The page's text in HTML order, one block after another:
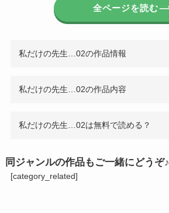
全ページを読む
私だけの先生…02の作品情報
私だけの先生…02の作品内容
私だけの先生…02は無料で読める？
同ジャンルの作品もご一緒にどうぞ♪
[category_related]